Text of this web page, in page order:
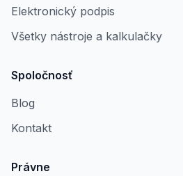
Elektronický podpis
Všetky nástroje a kalkulačky
Spoločnosť
Blog
Kontakt
Právne